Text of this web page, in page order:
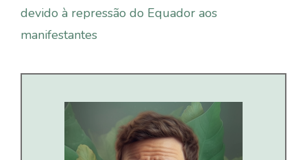
devido à repressão do Equador aos
manifestantes